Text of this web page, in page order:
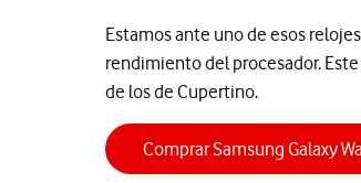
Estamos ante uno de esos
rendimiento del procesador.
de los de Cupertino.
Comprar Samsung Galaxy